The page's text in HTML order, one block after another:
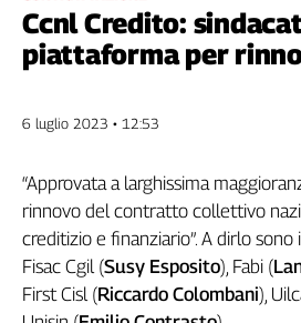
Speciali
G8
della
ragione
120
anni
Ccnl Credito:
piattaforma per
6 luglio 2023 • 12:53
“Approvata a larghissima
rinnovo del contratto collettivo
creditizio e finanziario”. A dirlo
Fisac Cgil (Susy Esposito), Fabi (
First Cisl (Riccardo Colombani),